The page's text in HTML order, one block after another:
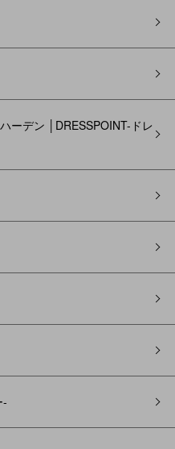
ーデン │DRESSPOINT-ドレ
-